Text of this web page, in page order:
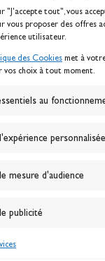
"J'accepte tout", vous
vous proposer des offres
utilisateur.
des Cookies met à
vos choix à tout moment.
au
mesure d'audience
publicité
J'accepte la